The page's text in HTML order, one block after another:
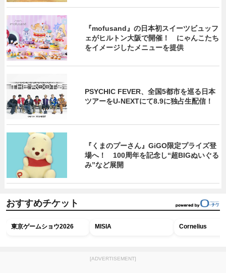
『mofusand』の日本初スイーツビュッフ
ェがヒルトン大阪で開催！ にゃんこたち
をイメージしたメニューを提供
PSYCHIC FEVER、全国5都市を巡る日本
ツアーをU‐NEXTにて8.9に独占生配信！
『くまのプーさん』GiGO限定プライズ登
場へ！ 100周年を記念し“超BIGぬいぐる
み”など展開
おすすめチケット
東京ゲームショウ2026 MISIA Cornelius
[ADVERTISEMENT]